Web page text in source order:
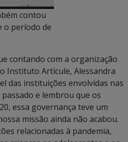
contou
o período de
contando com a organização
Instituto Articule, Alessandra
das instituições envolvidas nas
e lembrou que os
essa governança teve um
missão ainda não acabou.
relacionadas à pandemia,